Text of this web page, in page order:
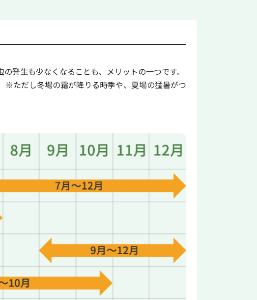
発生も少なくなることも、メリットの一つです。
※ただし冬場の霜が降りる時季や、夏場の猛暑がつ